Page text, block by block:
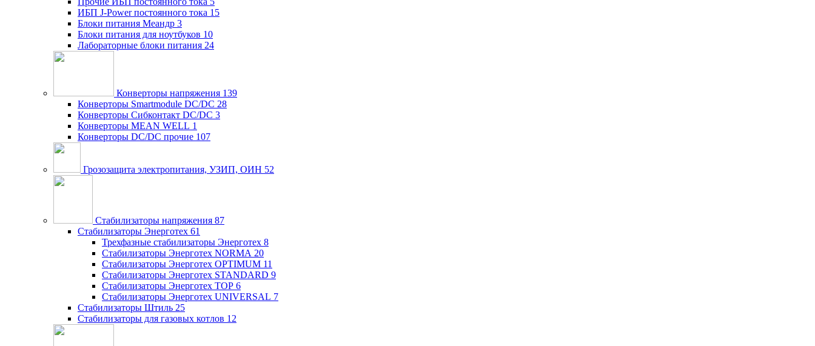
ИБП J-Power постоянного тока 15
Блоки питания Меандр 3
Блоки питания для ноутбуков 10
Лабораторные блоки питания 24
Конверторы напряжения 139
Конверторы Smartmodule DC/DC 28
Конверторы Сибконтакт DC/DC 3
Конверторы MEAN WELL 1
Конверторы DC/DC прочие 107
Грозозащита электропитания, УЗИП, ОИН 52
Стабилизаторы напряжения 87
Стабилизаторы Энерготех 61
Трехфазные стабилизаторы Энерготех 8
Стабилизаторы Энерготех NORMA 20
Стабилизаторы Энерготех OPTIMUM 11
Стабилизаторы Энерготех STANDARD 9
Стабилизаторы Энерготех TOP 6
Стабилизаторы Энерготех UNIVERSAL 7
Стабилизаторы Штиль 25
Стабилизаторы для газовых котлов 12